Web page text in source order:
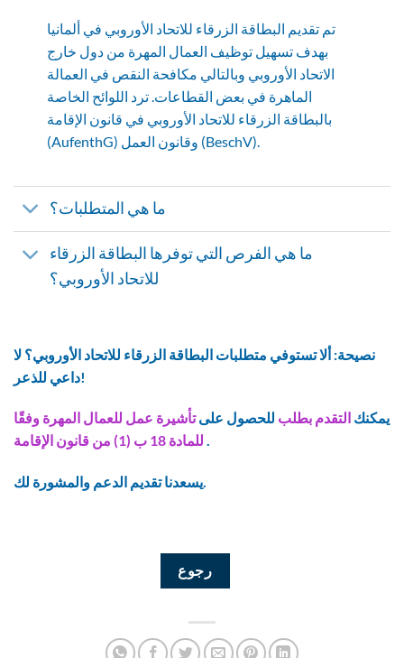
تم تقديم البطاقة الزرقاء للاتحاد الأوروبي في ألمانيا
بهدف تسهيل توظيف العمال المهرة من دول خارج
الاتحاد الأوروبي وبالتالي مكافحة النقص في العمالة
الماهرة في بعض القطاعات. ترد اللوائح الخاصة
بالبطاقة الزرقاء للاتحاد الأوروبي في قانون الإقامة
(AufenthG) وقانون العمل (BeschV).
ما هي المتطلبات؟
ما هي الفرص التي توفرها البطاقة الزرقاء
للاتحاد الأوروبي؟
نصيحة: ألا تستوفي متطلبات البطاقة الزرقاء للاتحاد الأوروبي؟ لا
داعي للذعر!
يمكنك التقدم بطلب للحصول علىتأشيرة عمل للعمال المهرة وفقًا
.
يسعدنا تقديم الدعم والمشورة لك.
رجوع